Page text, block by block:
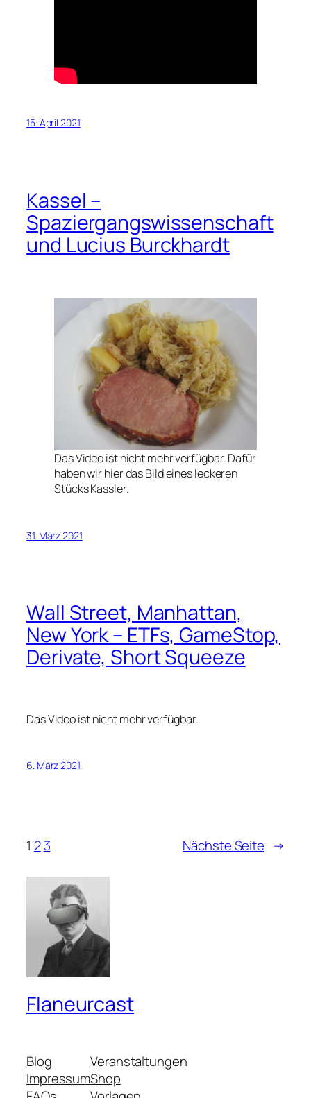
15. April 2021
Kassel –
Spaziergangswissenschaft
und Lucius Burckhardt
Das Video ist nicht mehr verfügbar. Dafür
haben wir hier das Bild eines leckeren
Stücks Kassler.
31. März 2021
Wall Street, Manhattan,
New York – ETFs, GameStop,
Derivate, Short Squeeze
Das Video ist nicht mehr verfügbar.
6. März 2021
1 2 3 Nächste Seite →
Flaneurcast
Blog
Impressum
Veranstaltungen
Shop